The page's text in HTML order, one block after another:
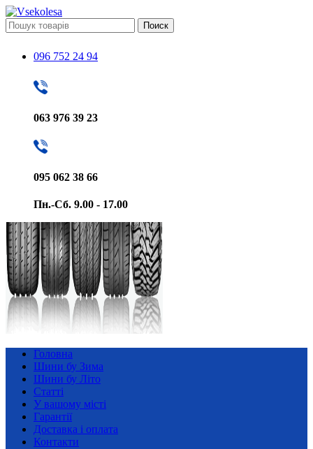
Поиск
096 752 24 94
063 976 39 23
095 062 38 66
Пн.-Сб. 9.00 - 17.00
Головна
Шини бу Зима
Шини бу Літо
Статті
У вашому місті
Гарантії
Доставка і оплата
Контакти